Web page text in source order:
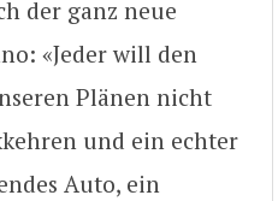
der ganz neue
«Jeder will den
Plänen nicht
und ein echter
Auto, ein